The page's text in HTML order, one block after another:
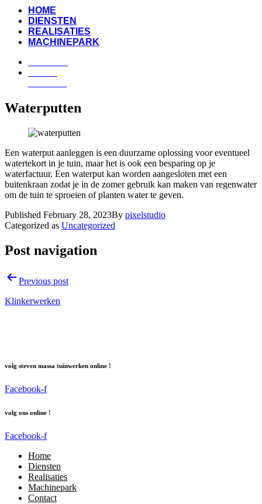
HOME
DIENSTEN
REALISATIES
MACHINEPARK
Waterputten
Een waterput aanleggen is een duurzame oplossing voor eventueel
watertekort in je tuin, maar het is ook een besparing op je
waterfactuur. Een waterput kan worden aangesloten met een
buitenkraan zodat je in de zomer gebruik kan maken van regenwater
om de tuin te sproeien of planten water te geven.
Published February 28, 2023By pixelstudio
Categorized as Uncategorized
Post navigation
Previous post
Klinkerwerken
volg steven massa tuinwerken online !
Facebook-f
volg ons online !
Facebook-f
Home
Diensten
Realisaties
Machinepark
Contact